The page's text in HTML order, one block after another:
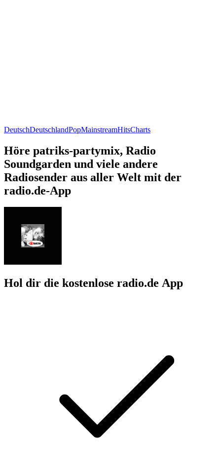
DeutschDeutschlandPopMainstreamHitsCharts
Höre patriks-partymix, Radio
Soundgarden und viele andere
Radiosender aus aller Welt mit der
radio.de-App
Hol dir die kostenlose radio.de App